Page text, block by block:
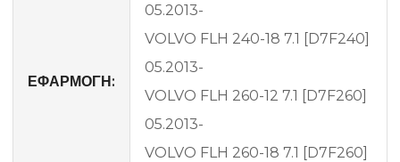
ΕΦΑΡΜΟΓΗ:
05.2013-
VOLVO FLH 240-18 7.1 [D7F240]
05.2013-
VOLVO FLH 260-12 7.1 [D7F260]
05.2013-
VOLVO FLH 260-18 7.1 [D7F260]